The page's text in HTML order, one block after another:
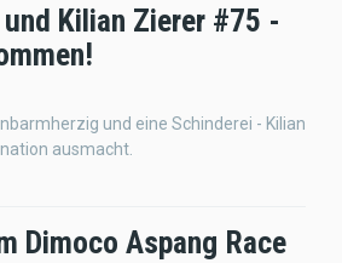
Kilian Zierer #75 -
und eine Schinderei - Kilian
ausmacht.
Dimoco Aspang Race